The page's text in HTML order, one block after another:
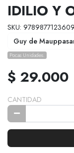
IDILIO Y
SKU: 9789877123609
Guy de
Pocas Unidades.
$ 29.000
CANTIDAD